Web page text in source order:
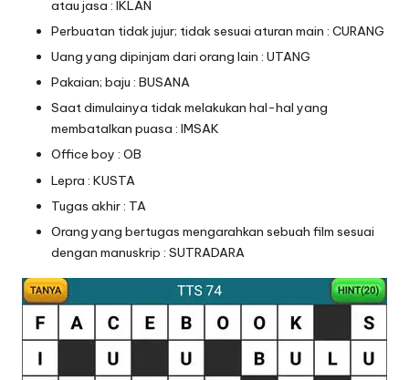
atau jasa : IKLAN
Perbuatan tidak jujur; tidak sesuai aturan main : CURANG
Uang yang dipinjam dari orang lain : UTANG
Pakaian; baju : BUSANA
Saat dimulainya tidak melakukan hal-hal yang
membatalkan puasa : IMSAK
Office boy : OB
Lepra : KUSTA
Tugas akhir : TA
Orang yang bertugas mengarahkan sebuah film sesuai
dengan manuskrip : SUTRADARA